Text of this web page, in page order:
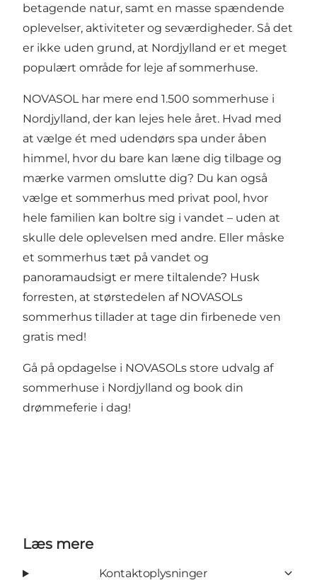
betagende natur, samt en masse spændende
oplevelser, aktiviteter og seværdigheder. Så det
er ikke uden grund, at Nordjylland er et meget
populært område for leje af sommerhuse.
NOVASOL har mere end 1.500 sommerhuse i
Nordjylland, der kan lejes hele året. Hvad med
at vælge ét med udendørs spa under åben
himmel, hvor du bare kan læne dig tilbage og
mærke varmen omslutte dig? Du kan også
vælge et sommerhus med privat pool, hvor
hele familien kan boltre sig i vandet – uden at
skulle dele oplevelsen med andre. Eller måske
et sommerhus tæt på vandet og
panoramaudsigt er mere tiltalende? Husk
forresten, at størstedelen af NOVASOLs
sommerhus tillader at tage din firbenede ven
gratis med!
Gå på opdagelse i NOVASOLs store udvalg af
sommerhuse i Nordjylland og book din
drømmeferie i dag!
Læs mere
Kontaktoplysninger